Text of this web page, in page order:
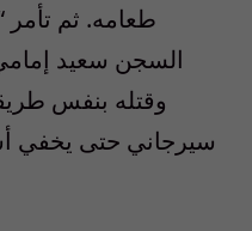
طعامه. ثم تأمر
السجن سعيد
وقتله بنفس
سيرجاني حتى يخفي